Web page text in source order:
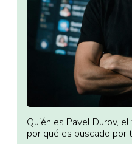
Quién es Pavel Durov,
por qué es buscado por